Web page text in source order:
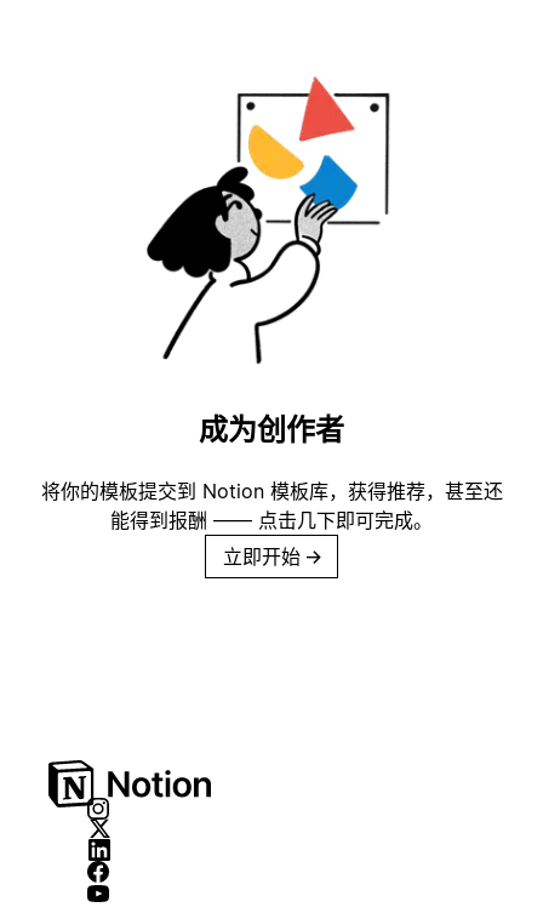
成为创作者
将你的模板提交到 Notion 模板库，获得推荐，甚至还
能得到报酬 —— 点击几下即可完成。
立即开始 →